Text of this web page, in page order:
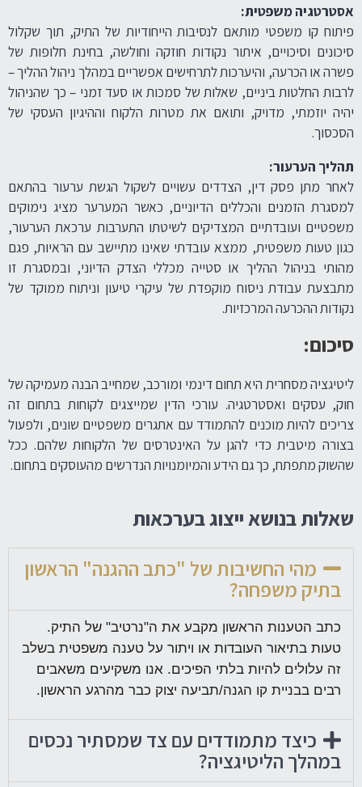
אסטרטגיה משפטית:
פיתוח קו משפטי מותאם לנסיבות הייחודיות של התיק, תוך שקלול
סיכונים וסיכויים, איתור נקודות חוזקה וחולשה, בחינת חלופות של
פשרה או הכרעה, והיערכות לתרחישים אפשריים במהלך ניהול ההליך –
לרבות החלטות ביניים, שאלות של סמכות או סעד זמני – כך שהניהול
יהיה יוזמתי, מדויק, ותואם את מטרות הלקוח וההיגיון העסקי של
הסכסוך.
תהליך הערעור:
לאחר מתן פסק דין, הצדדים עשויים לשקול הגשת ערעור בהתאם
למסגרת הזמנים והכללים הדיוניים, כאשר המערער מציג נימוקים
משפטיים ועובדתיים המצדיקים לשיטתו התערבות ערכאת הערעור,
כגון טעות משפטית, ממצא עובדתי שאינו מתיישב עם הראיות, פגם
מהותי בניהול ההליך או סטייה מכללי הצדק הדיוני, ובמסגרת זו
מתבצעת עבודת ניסוח מוקפדת של עיקרי טיעון וניתוח ממוקד של
נקודות ההכרעה המרכזיות.
סיכום:
ליטיגציה מסחרית היא תחום דינמי ומורכב, שמחייב הבנה מעמיקה של
חוק, עסקים ואסטרטגיה. עורכי הדין שמייצגים לקוחות בתחום זה
צריכים להיות מוכנים להתמודד עם אתגרים משפטיים שונים, ולפעול
בצורה מיטבית כדי להגן על האינטרסים של הלקוחות שלהם. ככל
שהשוק מתפתח, כך גם הידע והמיומנויות הנדרשים מהעוסקים בתחום.
שאלות בנושא ייצוג בערכאות
מהי החשיבות של "כתב ההגנה" הראשון
בתיק משפחה?
כתב הטענות הראשון מקבע את ה"נרטיב" של התיק.
טעות בתיאור העובדות או ויתור על טענה משפטית בשלב
זה עלולים להיות בלתי הפיכים. אנו משקיעים משאבים
רבים בבניית קו הגנה/תביעה יצוק כבר מהרגע הראשון.
כיצד מתמודדים עם צד שמסתיר נכסים
במהלך הליטיגציה?